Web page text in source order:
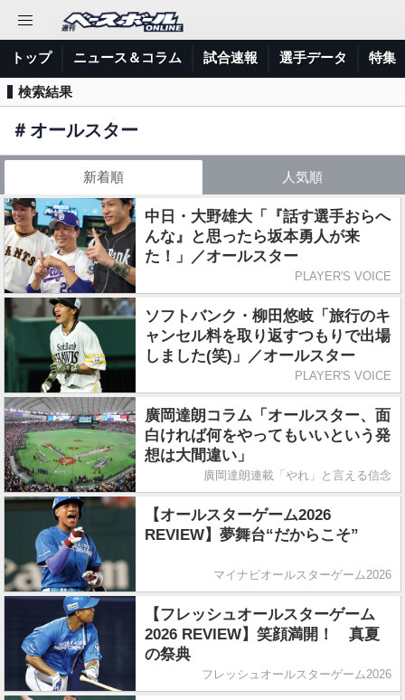
トップ ニュース＆コラム 試合速報 選手データ 特集
検索結果
＃ オールスター
新着順 人気順
中日・大野雄大「『話す選手おらへ
んな』と思ったら坂本勇人が来
た！」／オールスター
PLAYER'S VOICE
ソフトバンク・柳田悠岐「旅行のキ
ャンセル料を取り返すつもりで出場
しました(笑)」／オールスター
PLAYER'S VOICE
廣岡達朗コラム「オールスター、面
白ければ何をやってもいいという発
想は大間違い」
廣岡達朗連載「やれ」と言える信念
【オールスターゲーム2026
REVIEW】夢舞台“だからこそ”
マイナビオールスターゲーム2026
【フレッシュオールスターゲーム
2026 REVIEW】笑顔満開！ 真夏
の祭典
フレッシュオールスターゲーム2026